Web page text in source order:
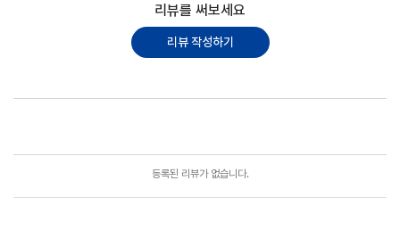
리뷰를 써보세요
리뷰 작성하기
등록된 리뷰가 없습니다.